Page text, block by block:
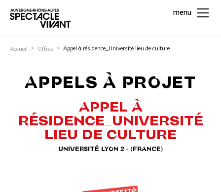
menu
Accueil Offres Appel à résidence_Université lieu de culture
APPELS À PROJET
APPEL À
RÉSIDENCE_UNIVERSITÉ
LIEU DE CULTURE
UNIVERSITÉ LYON 2 - (FRANCE)